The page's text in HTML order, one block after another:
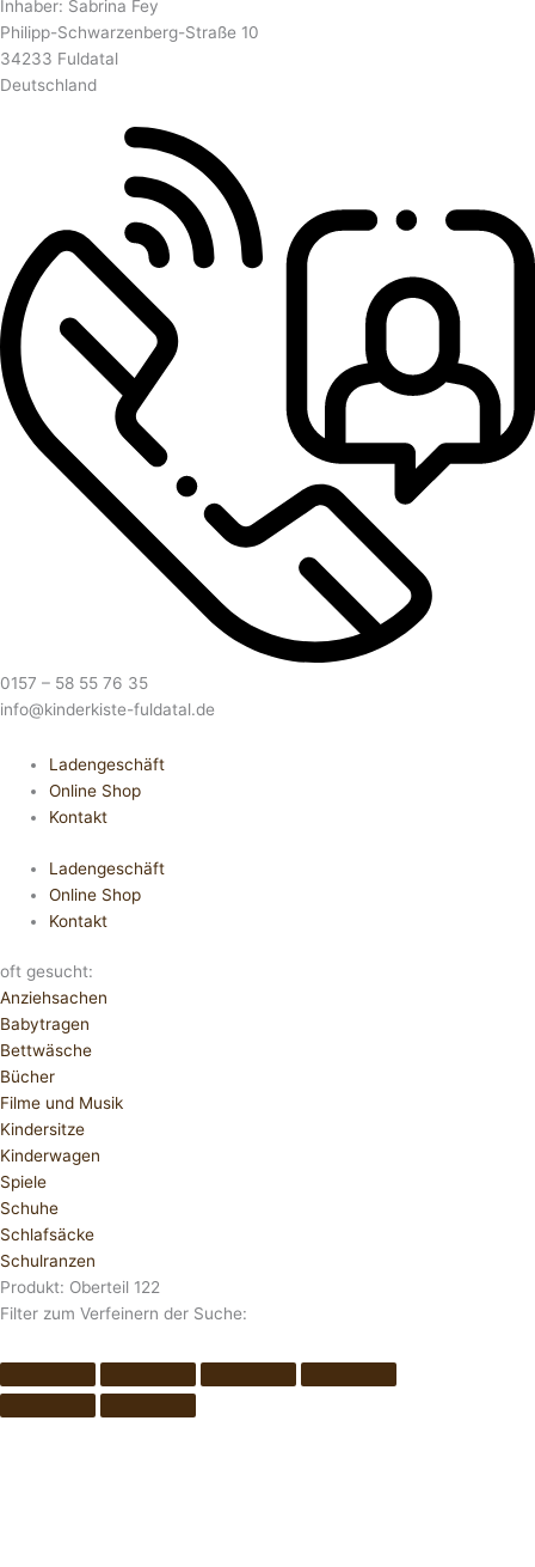
Inhaber: Sabrina Fey
Philipp-Schwarzenberg-Straße 10
34233 Fuldatal
Deutschland
0157 – 58 55 76 35
info@kinderkiste-fuldatal.de
Ladengeschäft
Online Shop
Kontakt
Ladengeschäft
Online Shop
Kontakt
oft gesucht:
Anziehsachen
Babytragen
Bettwäsche
Bücher
Filme und Musik
Kindersitze
Kinderwagen
Spiele
Schuhe
Schlafsäcke
Schulranzen
Produkt: Oberteil 122
Filter zum Verfeinern der Suche: